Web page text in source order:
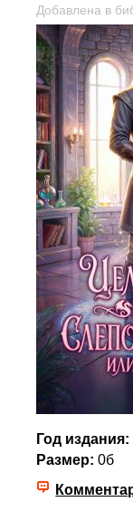
Добавлена в
Год издания:
Размер: 0б